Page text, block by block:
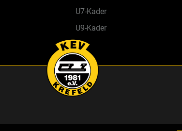
U7-Kader
U9-Kader